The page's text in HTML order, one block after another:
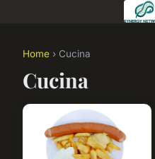
Home › Cucina
Cucina